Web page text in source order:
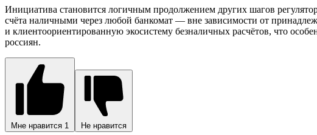
Инициатива становится логичным продолжением других шагов
счёта наличными через любой банкомат — вне зависимости от
и клиентоориентированную экосистему безналичных расчётов, что
россиян.
Мне нравится 1 Не нравится